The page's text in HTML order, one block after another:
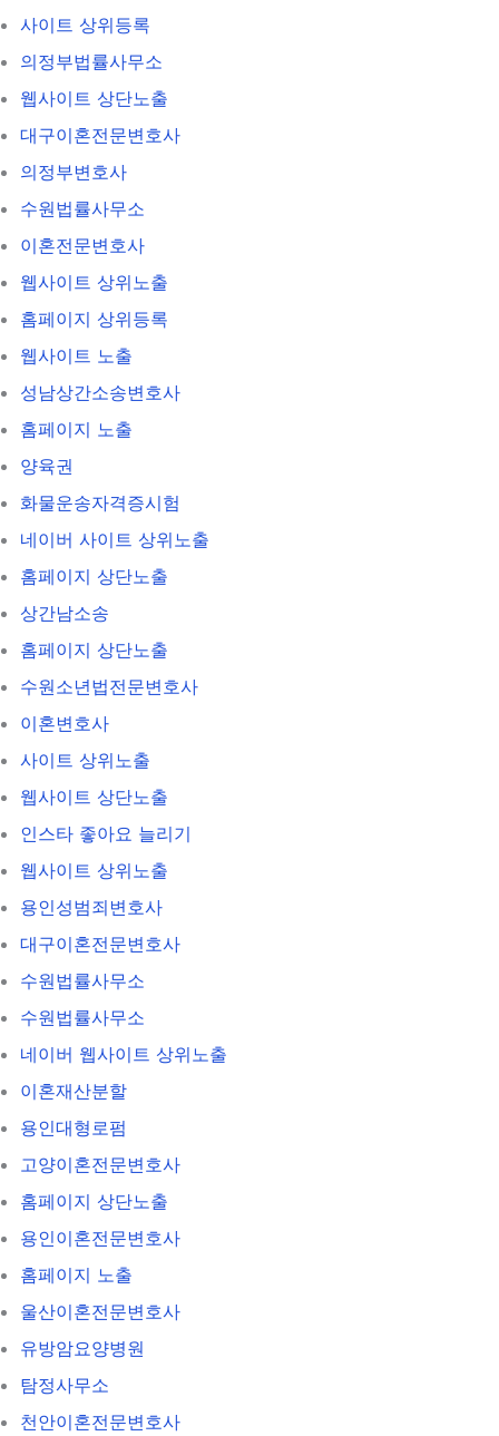
사이트 상위등록
의정부법률사무소
웹사이트 상단노출
대구이혼전문변호사
의정부변호사
수원법률사무소
이혼전문변호사
웹사이트 상위노출
홈페이지 상위등록
웹사이트 노출
성남상간소송변호사
홈페이지 노출
양육권
화물운송자격증시험
네이버 사이트 상위노출
홈페이지 상단노출
상간남소송
홈페이지 상단노출
수원소년법전문변호사
이혼변호사
사이트 상위노출
웹사이트 상단노출
인스타 좋아요 늘리기
웹사이트 상위노출
용인성범죄변호사
대구이혼전문변호사
수원법률사무소
수원법률사무소
네이버 웹사이트 상위노출
이혼재산분할
용인대형로펌
고양이혼전문변호사
홈페이지 상단노출
용인이혼전문변호사
홈페이지 노출
울산이혼전문변호사
유방암요양병원
탐정사무소
천안이혼전문변호사